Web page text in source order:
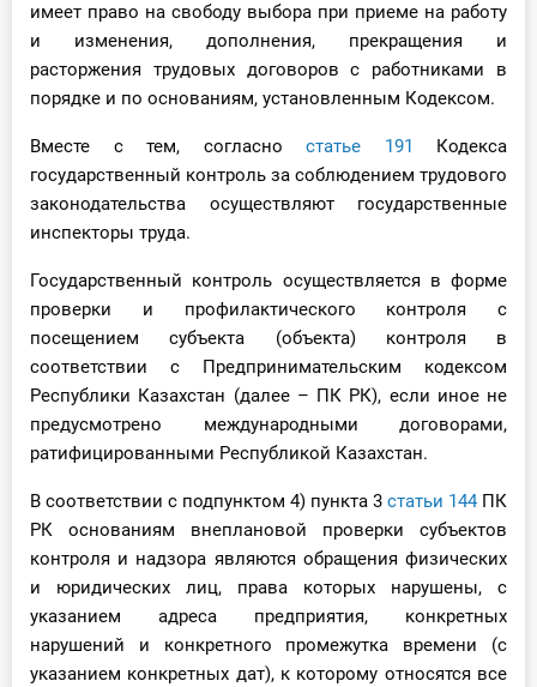
Юридический помощник
Интернет-магазин
О Системе
Обучение
Тестирование для
бухгалтера
имеет право на свободу выбора при приеме на работу
и изменения, дополнения, прекращения и
расторжения трудовых договоров с работниками в
порядке и по основаниям, установленным Кодексом.
Вместе с тем, согласно статье 191
Кодекса
государственный контроль за соблюдением трудового
законодательства осуществляют государственные
инспекторы труда.
Государственный контроль осуществляется в форме
проверки и профилактического контроля с
посещением субъекта (объекта) контроля в
соответствии с Предпринимательским кодексом
Республики Казахстан (далее – ПК РК), если иное не
предусмотрено международными договорами,
ратифицированными Республикой Казахстан.
В соответствии с подпунктом 4) пункта 3 статьи 144 ПК
РК основаниям внеплановой проверки субъектов
контроля и надзора являются обращения физических
и юридических лиц, права которых нарушены, с
указанием адреса предприятия, конкретных
нарушений и конкретного промежутка времени (с
указанием конкретных дат), к которому относятся все